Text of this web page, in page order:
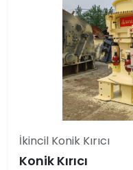
İkincil Konik Kırıcı
Konik Kırıcı